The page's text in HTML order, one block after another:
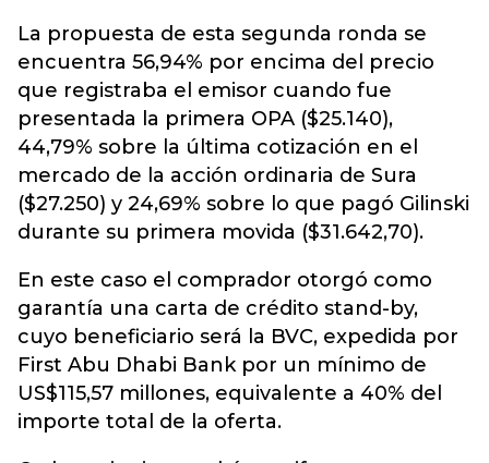
La propuesta de esta segunda ronda se
encuentra 56,94% por encima del precio
que registraba el emisor cuando fue
presentada la primera OPA ($25.140),
44,79% sobre la última cotización en el
mercado de la acción ordinaria de Sura
($27.250) y 24,69% sobre lo que pagó Gilinski
durante su primera movida ($31.642,70).
En este caso el comprador otorgó como
garantía una carta de crédito stand-by,
cuyo beneficiario será la BVC, expedida por
First Abu Dhabi Bank por un mínimo de
US$115,57 millones, equivalente a 40% del
importe total de la oferta.